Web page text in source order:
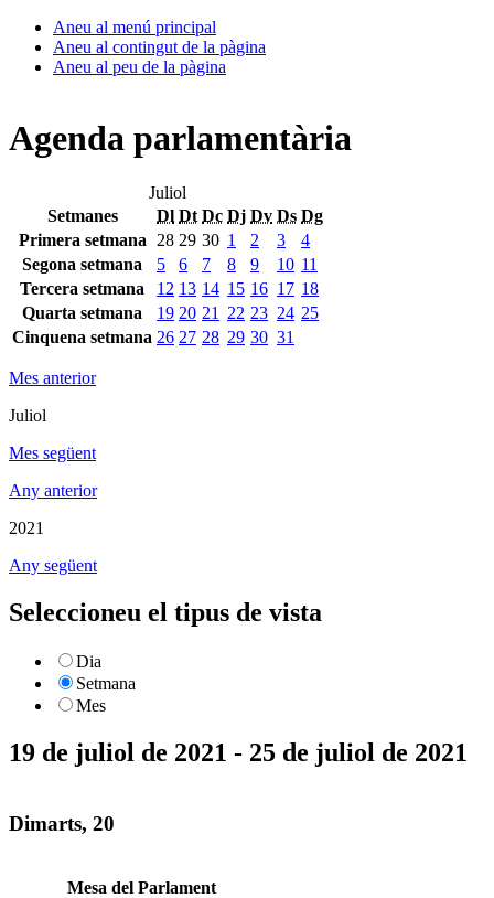
Aneu al menú principal
Aneu al contingut de la pàgina
Aneu al peu de la pàgina
Agenda parlamentària
Juliol
Setmanes
Dl Dt Dc Dj Dv Ds Dg
Primera setmana
28 29 30 1 2 3
4
Segona setmana
5 6 7 8 9 10 11
Tercera setmana
12 13 14 15 16 17 18
Quarta setmana
19 20 21 22 23 24 25
Cinquena setmana 26 27 28 29 30 31
Mes anterior
Juliol
Mes següent
Any anterior
2021
Any següent
Seleccioneu el tipus de vista
Dia
Setmana
Mes
19 de juliol de 2021 - 25 de juliol de 2021
Dimarts, 20
Mesa del Parlament